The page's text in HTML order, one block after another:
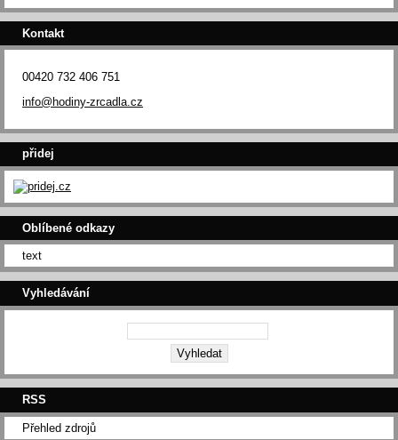
Kontakt
00420 732 406 751
info@hodiny-zrcadla.cz
přidej
Oblíbené odkazy
text
Vyhledávání
RSS
Přehled zdrojů